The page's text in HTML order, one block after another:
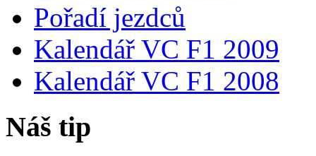
Pořadí jezdců
Kalendář VC F1 2009
Kalendář VC F1 2008
Náš tip